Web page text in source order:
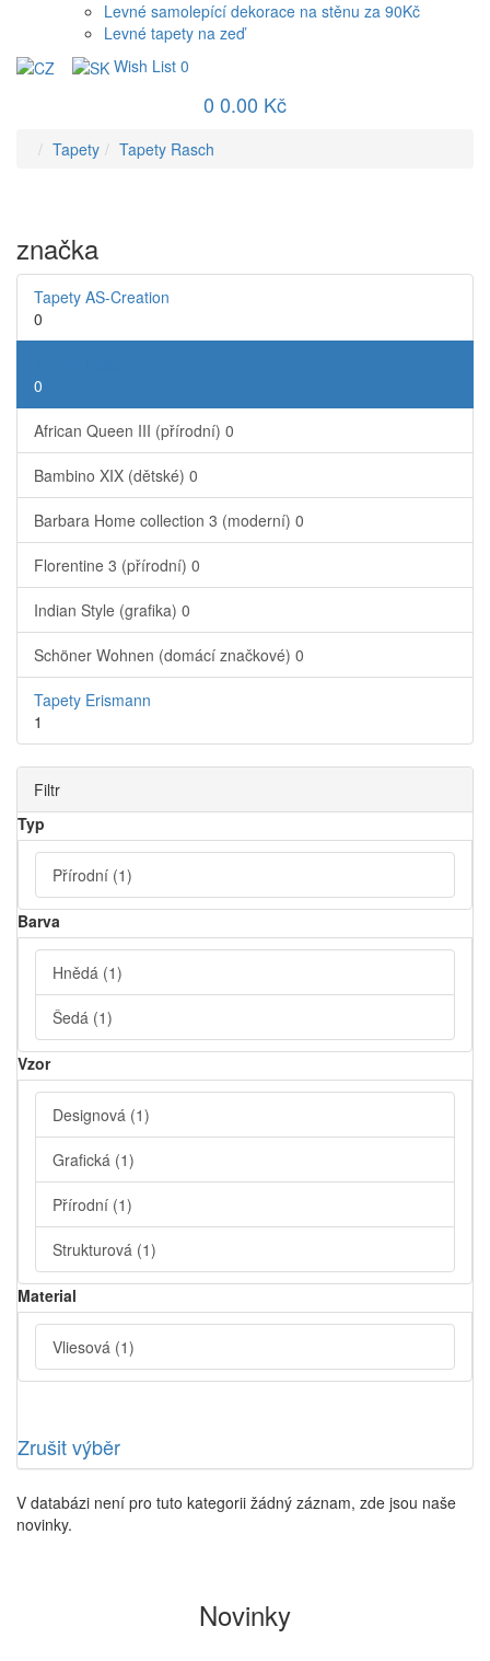
Levné samolepící dekorace na stěnu za 90Kč
Levné tapety na zeď
Wish List 0
0 0.00 Kč
Tapety Tapety Rasch
značka
Tapety AS-Creation
0
0
African Queen III (přírodní) 0
Bambino XIX (dětské) 0
Barbara Home collection 3 (moderní) 0
Florentine 3 (přírodní) 0
Indian Style (grafika) 0
Schöner Wohnen (domácí značkové) 0
Tapety Erismann
1
Filtr
Typ
Přírodní (1)
Barva
Hnědá (1)
Šedá (1)
Vzor
Designová (1)
Grafická (1)
Přírodní (1)
Strukturová (1)
Material
Vliesová (1)
Zrušit výběr
V databázi není pro tuto kategorii žádný záznam, zde jsou naše
novinky.
Novinky